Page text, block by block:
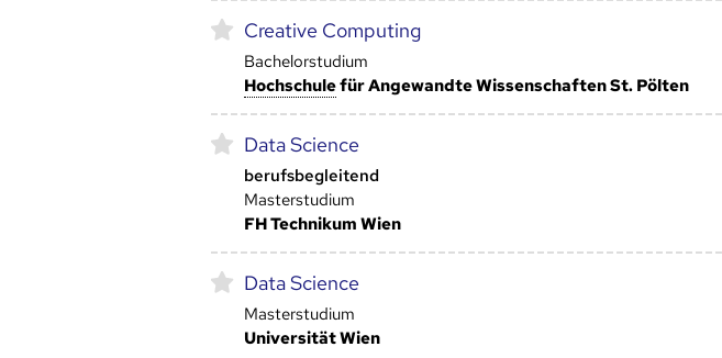
Creative Computing
Bachelorstudium
Hoch­schulefür Angewandte Wissenschaften St. Pölten
Data Science
berufsbegleitend
Masterstudium
FH Technikum Wien
Data Science
Masterstudium
Universität Wien